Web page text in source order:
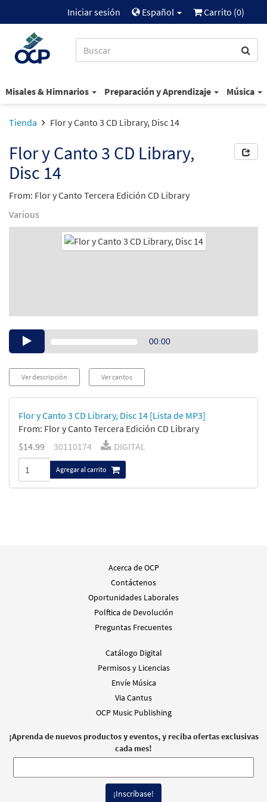
Iniciar sesión Español Carrito (0)
Misales & Himnarios Preparación y Aprendizaje Música
Tienda Flor y Canto 3 CD Library, Disc 14
Flor y Canto 3 CD Library,
Disc 14
From: Flor y Canto Tercera Edición CD Library
Various
Audio00:00
Ver descripción Ver cantos
Flor y Canto 3 CD Library, Disc 14 [Lista de MP3]
From: Flor y Canto Tercera Edición CD Library
$14.99
30110174 DIGITAL
Agregar al carrito
Acerca de OCP
Contáctenos
Oportunidades Laborales
Polftica de Devolución
Preguntas Frecuentes
Catálogo Digital
Permisos y Licencias
Envíe Música
Via Cantus
OCP Music Publishing
¡Aprenda de nuevos productos y eventos, y reciba ofertas exclusivas
cada mes!